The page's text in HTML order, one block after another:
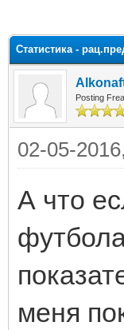
Статистика -
Posting
02-05-
А что
меня